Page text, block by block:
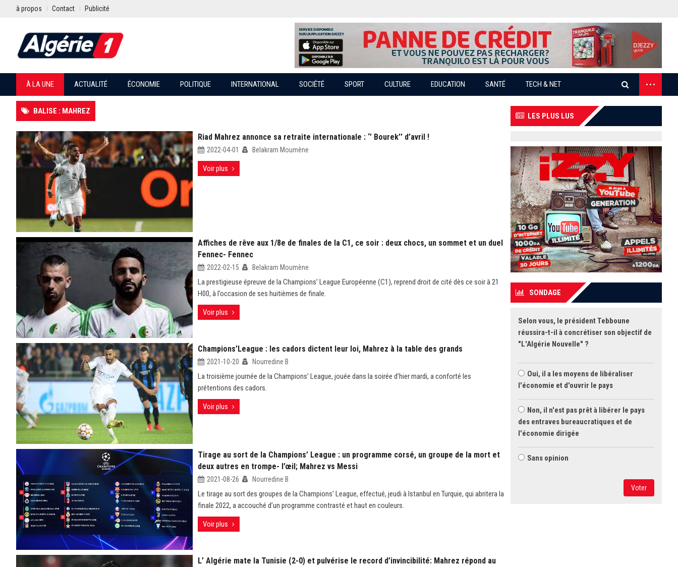
à propos Contact Publicité
À LA UNE ACTUALITÉ ÉCONOMIE POLITIQUE INTERNATIONAL SOCIÉTÉ SPORT CULTURE EDUCATION SANTÉ TECH & NET ...
BALISE : MAHREZ
Riad Mahrez annonce sa retraite internationale : ‘’ Bourek’’ d’avril !
2022-04-01 Belakram Moumène
Voir plus
Affiches de rêve aux 1/8e de finales de la C1, ce soir : deux chocs, un sommet et un duel
Fennec- Fennec
2022-02-15 Belakram Moumène
La prestigieuse épreuve de la Champions’ League Européenne (C1), reprend droit de cité dès ce soir à 21
H00, à l’occasion de ses huitièmes de finale.
Voir plus
Champions’League : les cadors dictent leur loi, Mahrez à la table des grands
2021-10-20 Nourredine B
La troisième journée de la Champions’ League, jouée dans la soirée d’hier mardi, a conforté les
prétentions des cadors.
Voir plus
Tirage au sort de la Champions’ League : un programme corsé, un groupe de la mort et
deux autres en trompe- l’œil; Mahrez vs Messi
2021-08-26 Nourredine B
Le tirage au sort des groupes de la Champions’ League, effectué, jeudi à Istanbul en Turquie, qui abritera la
finale 2022, a accouché d’un programme contrasté et haut en couleurs.
Voir plus
L’ Algérie mate la Tunisie (2-0) et pulvérise le record d’invincibilité: Mahrez répond au
LES PLUS LUS
SONDAGE
Selon vous, le président Tebboune
réussira-t-il à concrétiser son objectif de
"L'Algérie Nouvelle" ?
Oui, il a les moyens de libéraliser
l'économie et d'ouvrir le pays
Non, il n'est pas prêt à libérer le pays
des entraves bureaucratiques et de
l'économie dirigée
Sans opinion
Voter